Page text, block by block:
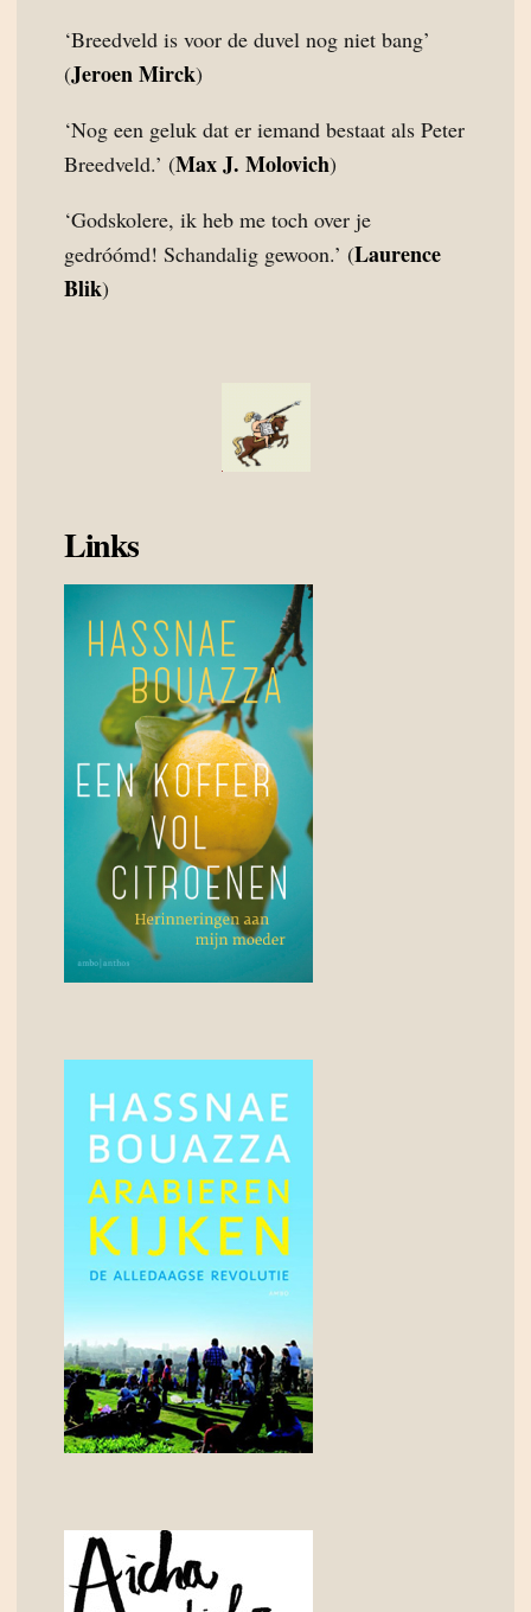
‘Breedveld is voor de duvel nog niet bang’
(Jeroen Mirck)
‘Nog een geluk dat er iemand bestaat als Peter
Breedveld.’ (Max J. Molovich)
‘Godskolere, ik heb me toch over je
gedróómd! Schandalig gewoon.’ (Laurence
Blik)
Links